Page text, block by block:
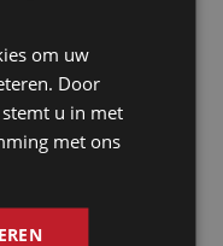
beroep op
erkende
in
FRENCH
om uw
Door
u in met
met ons